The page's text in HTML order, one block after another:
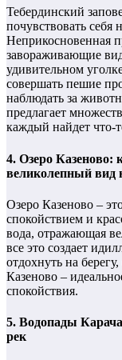
Тебердинский
почувствовать себя
Неприкосновенная
завораживающие
удивительном
совершать пешие
наблюдать за
предлагает
каждый найдет что-
4. Озеро Казеново:
великолепный вид
Озеро Казеново –
спокойствием и
вода, отражающая
все это создает
отдохнуть на
Казеново –
спокойствия.
5. Водопады
рек